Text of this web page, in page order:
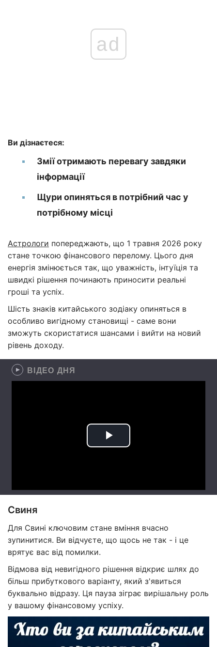
ad
Ви дізнаєтеся:
Змії отримають перевагу завдяки
інформації
Щури опиняться в потрібний час у
потрібному місці
Астрологи попереджають, що 1 травня 2026 року
стане точкою фінансового перелому. Цього дня
енергія змінюється так, що уважність, інтуїція та
швидкі рішення починають приносити реальні
гроші та успіх.
Шість знаків китайського зодіаку опиняться в
особливо вигідному становищі - саме вони
зможуть скористатися шансами і вийти на новий
рівень доходу.
ВІДЕО ДНЯ
Свиня
Для Свині ключовим стане вміння вчасно
зупинитися. Ви відчуєте, що щось не так - і це
врятує вас від помилки.
Відмова від невигідного рішення відкриє шлях до
більш прибуткового варіанту, який з'явиться
буквально відразу. Ця пауза зіграє вирішальну роль
у вашому фінансовому успіху.